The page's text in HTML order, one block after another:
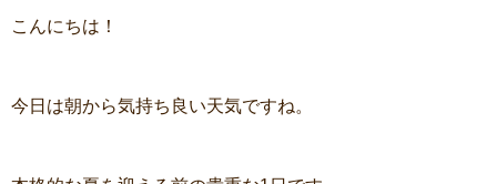
こんにちは！
今日は朝から気持ち良い天気ですね。